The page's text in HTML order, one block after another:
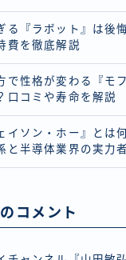
る『ラボット』は後
費を徹底解説
で性格が変わる『モ
口コミや寿命を解説
イソン・ホー』とは
と半導体業界の実力者
コメント